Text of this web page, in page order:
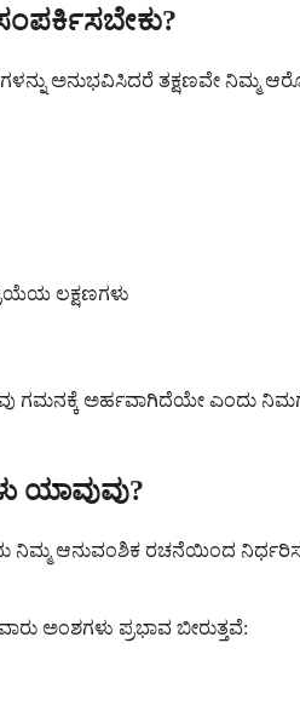
ಅನುಭವಿಸಿದರೆ ತಕ್ಷಣವೇ ನಿಮ್ಮ
ಲಕ್ಷಣಗಳು
ಗಮನಕ್ಕೆ ಅರ್ಹವಾಗಿದೆಯೇ ಎಂದು
ಯಾವುವು?
ರಚನೆಯಿಂದ
ಅಂಶಗಳು ಪ್ರಭಾವ ಬೀರುತ್ತವೆ: